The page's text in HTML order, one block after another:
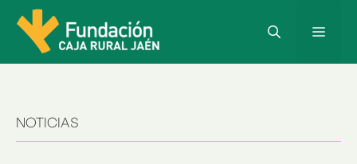
Saltar
contenido
Menú
NOTICIAS